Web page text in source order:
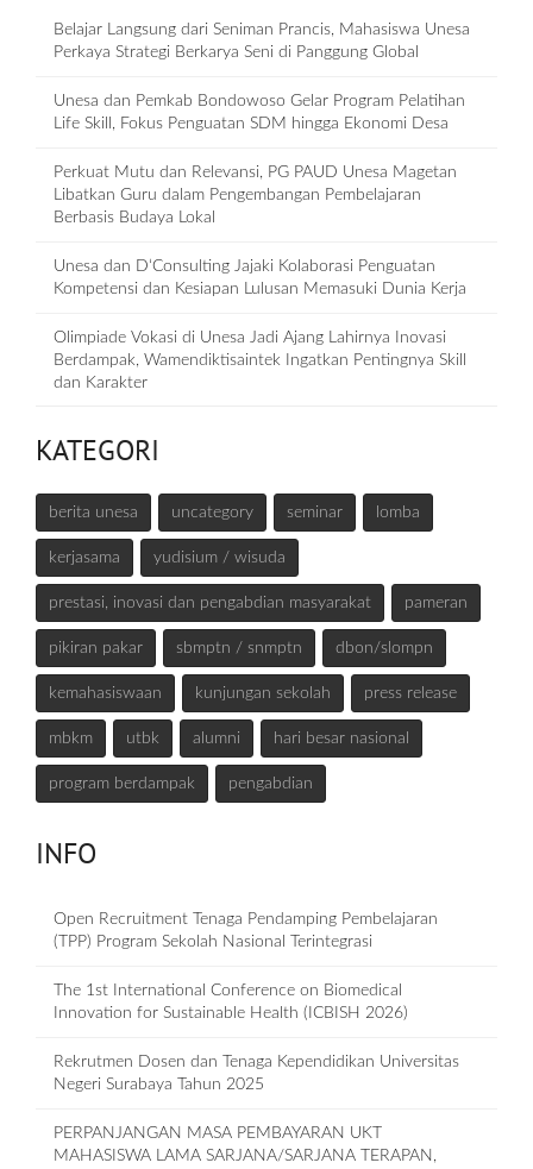
Belajar Langsung dari Seniman Prancis, Mahasiswa Unesa
Perkaya Strategi Berkarya Seni di Panggung Global
Unesa dan Pemkab Bondowoso Gelar Program Pelatihan
Life Skill, Fokus Penguatan SDM hingga Ekonomi Desa
Perkuat Mutu dan Relevansi, PG PAUD Unesa Magetan
Libatkan Guru dalam Pengembangan Pembelajaran
Berbasis Budaya Lokal
Unesa dan D‘Consulting Jajaki Kolaborasi Penguatan
Kompetensi dan Kesiapan Lulusan Memasuki Dunia Kerja
Olimpiade Vokasi di Unesa Jadi Ajang Lahirnya Inovasi
Berdampak, Wamendiktisaintek Ingatkan Pentingnya Skill
dan Karakter
KATEGORI
berita unesa uncategory seminar lomba
kerjasama yudisium / wisuda
prestasi, inovasi dan pengabdian masyarakat pameran
pikiran pakar sbmptn / snmptn dbon/slompn
kemahasiswaan kunjungan sekolah press release
mbkm utbk alumni hari besar nasional
program berdampak pengabdian
INFO
Open Recruitment Tenaga Pendamping Pembelajaran
(TPP) Program Sekolah Nasional Terintegrasi
The 1st International Conference on Biomedical
Innovation for Sustainable Health (ICBISH 2026)
Rekrutmen Dosen dan Tenaga Kependidikan Universitas
Negeri Surabaya Tahun 2025
PERPANJANGAN MASA PEMBAYARAN UKT
MAHASISWA LAMA SARJANA/SARJANA TERAPAN,